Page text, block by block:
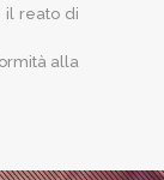
il reato di
alla